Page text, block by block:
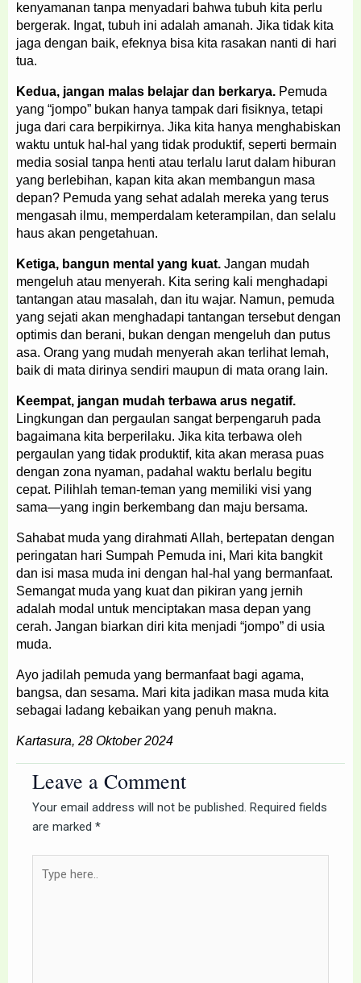
kenyamanan tanpa menyadari bahwa tubuh kita perlu
bergerak. Ingat, tubuh ini adalah amanah. Jika tidak kita
jaga dengan baik, efeknya bisa kita rasakan nanti di hari
tua.
Kedua, jangan malas belajar dan berkarya. Pemuda
yang “jompo” bukan hanya tampak dari fisiknya, tetapi
juga dari cara berpikirnya. Jika kita hanya menghabiskan
waktu untuk hal-hal yang tidak produktif, seperti bermain
media sosial tanpa henti atau terlalu larut dalam hiburan
yang berlebihan, kapan kita akan membangun masa
depan? Pemuda yang sehat adalah mereka yang terus
mengasah ilmu, memperdalam keterampilan, dan selalu
haus akan pengetahuan.
Ketiga, bangun mental yang kuat. Jangan mudah
mengeluh atau menyerah. Kita sering kali menghadapi
tantangan atau masalah, dan itu wajar. Namun, pemuda
yang sejati akan menghadapi tantangan tersebut dengan
optimis dan berani, bukan dengan mengeluh dan putus
asa. Orang yang mudah menyerah akan terlihat lemah,
baik di mata dirinya sendiri maupun di mata orang lain.
Keempat, jangan mudah terbawa arus negatif.
Lingkungan dan pergaulan sangat berpengaruh pada
bagaimana kita berperilaku. Jika kita terbawa oleh
pergaulan yang tidak produktif, kita akan merasa puas
dengan zona nyaman, padahal waktu berlalu begitu
cepat. Pilihlah teman-teman yang memiliki visi yang
sama—yang ingin berkembang dan maju bersama.
Sahabat muda yang dirahmati Allah, bertepatan dengan
peringatan hari Sumpah Pemuda ini, Mari kita bangkit
dan isi masa muda ini dengan hal-hal yang bermanfaat.
Semangat muda yang kuat dan pikiran yang jernih
adalah modal untuk menciptakan masa depan yang
cerah. Jangan biarkan diri kita menjadi “jompo” di usia
muda.
Ayo jadilah pemuda yang bermanfaat bagi agama,
bangsa, dan sesama. Mari kita jadikan masa muda kita
sebagai ladang kebaikan yang penuh makna.
Kartasura, 28 Oktober 2024
Leave a Comment
Your email address will not be published. Required fields
are marked *
here..